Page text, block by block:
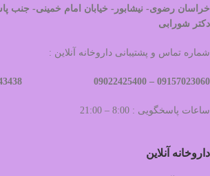
خراسان رضوی- نیشابور- خیابان امام خمینی- جنب
دکتر شورابی
شماره تماس و پشتیبانی داروخانه آنلاین :
09157023060 –
ساعات پاسخگویی : 8:00 – 21:00
داروخانه آنلاین